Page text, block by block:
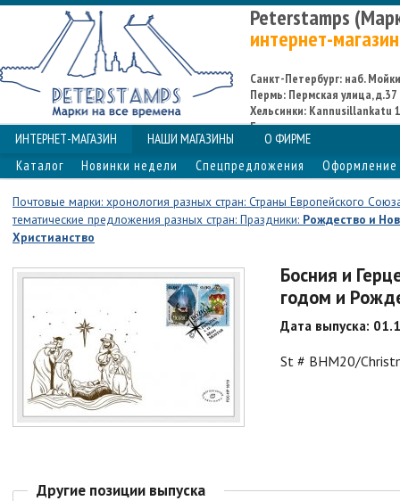
Peterstamps
интернет-магазин
Санкт-Петербург: наб.
Пермь: Пермская улица, д.37
Хельсинки: Kannusillankatu
Espoo
ИНТЕРНЕТ-МАГАЗИН НАШИ МАГАЗИНЫ
О ФИРМЕ
Каталог
Новинки недели Спецпредложения Оформление
Почтовые марки: хронология разных стран: Страны Европейского
тематические предложения разных стран: Праздники: Рождество и
Христианство
Босния и
годом и
Дата выпуска:
St # BHM20/
Другие позиции выпуска